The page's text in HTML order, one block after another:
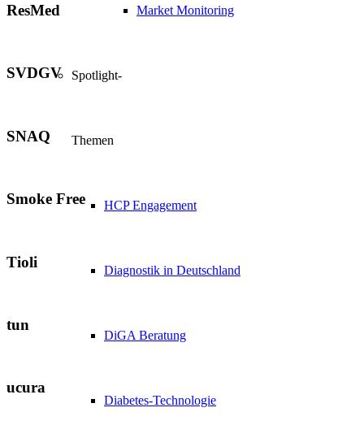
Market Monitoring
Spotlight-
Themen
HCP Engagement
Diagnostik in Deutschland
DiGA Beratung
Diabetes-Technologie
ResMed
SVDGV
SNAQ
Smoke Free
Tioli
tun
ucura